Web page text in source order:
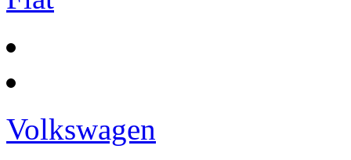
Volkswagen